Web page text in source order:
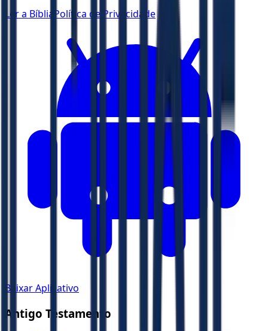
Ler a Bíblia Política de Privacidade
Baixar Aplicativo
Antigo Testamento